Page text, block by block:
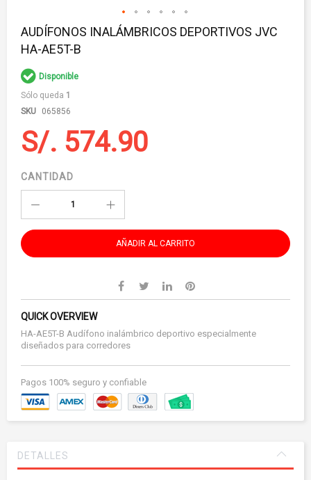
Saltar
comienzo
la
de
imágenes
AUDÍFONOS INALÁMBRICOS DEPORTIVOS JVC
HA-AE5T-B
Disponible
Sólo queda 1
SKU
065856
S/. 574.90
CANTIDAD
AÑADIR AL CARRITO
QUICK OVERVIEW
HA-AE5T-B Audífono inalámbrico deportivo especialmente
diseñados para corredores
Pagos 100% seguro y confiable
DETALLES